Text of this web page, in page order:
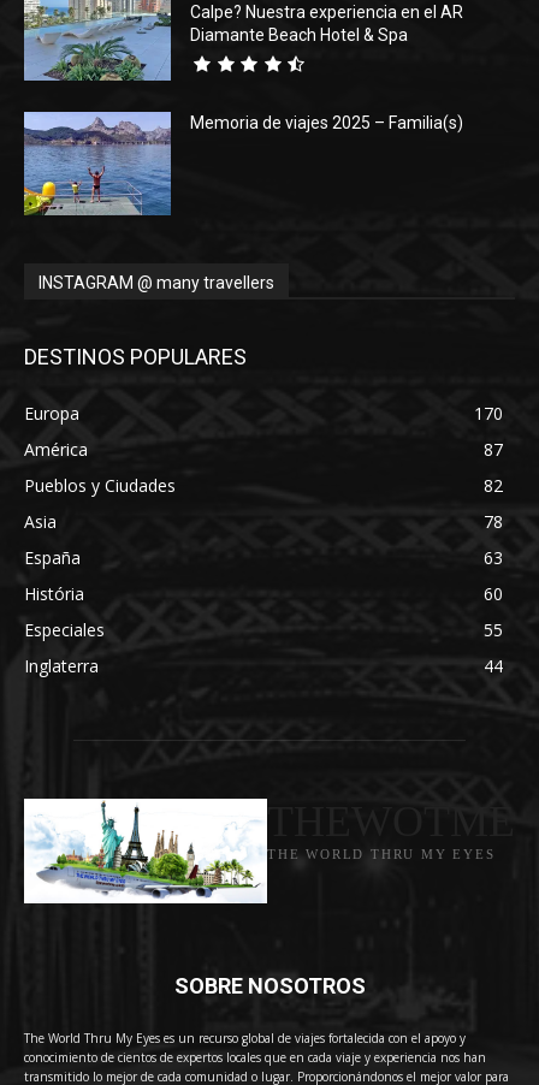
Calpe? Nuestra experiencia en el AR
Diamante Beach Hotel & Spa
Memoria de viajes 2025 – Familia(s)
INSTAGRAM @ many travellers
DESTINOS POPULARES
Europa
170
América
87
Pueblos y Ciudades
82
Asia
78
España
63
História
60
Especiales
55
Inglaterra
44
THE WORLD THRU MY EYES
SOBRE NOSOTROS
The World Thru My Eyes es un recurso global de viajes fortalecida con el apoyo y
conocimiento de cientos de expertos locales que en cada viaje y experiencia nos han
transmitido lo mejor de cada comunidad o lugar. Proporcionándonos el mejor valor para